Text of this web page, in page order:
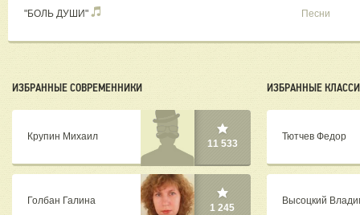
"БОЛЬ ДУШИ" Песни
ИЗБРАННЫЕ СОВРЕМЕННИКИ
Крупин Михаил
11 533
Голбан Галина
1 245
ИЗБРАННЫЕ
Тютчев Федор
Высоцкий